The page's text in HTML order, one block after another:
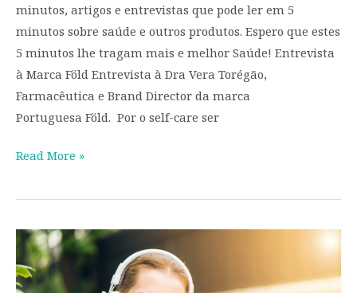
minutos, artigos e entrevistas que pode ler em 5
minutos sobre saúde e outros produtos. Espero que estes
5 minutos lhe tragam mais e melhor Saúde! Entrevista
à Marca Föld Entrevista à Dra Vera Torégão,
Farmacêutica e Brand Director da marca
Portuguesa Föld. Por o self-care ser
Read More »
Podcasts
De
Self-